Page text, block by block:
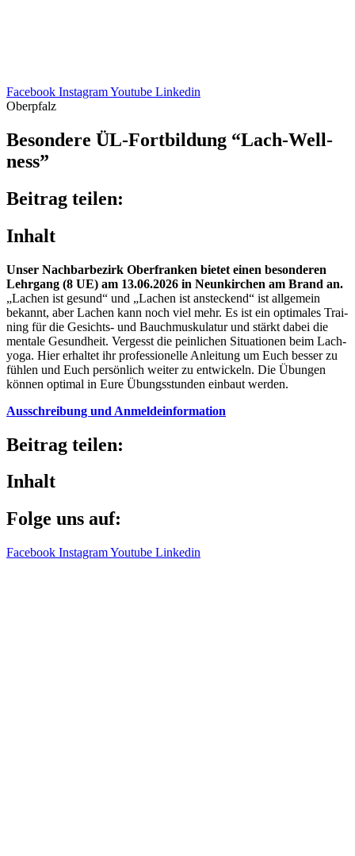
Facebook InstagramYoutube Linkedin
Oberpfalz
Beson­dere ÜL-Fort­bil­dung “Lach-Well­
ness”
Beitrag teilen:
Inhalt
Unser Nach­bar­be­zirk Ober­fran­ken bietet einen beson­de­ren
Lehr­gang (8 UE) am 13.06.2026 in Neun­kir­chen am Brand an.
„Lachen ist gesund“ und „Lachen ist anste­ckend“ ist allge­mein
bekannt, aber Lachen kann noch viel mehr. Es ist ein opti­ma­les Trai­
ning für die Gesichts- und Bauch­mus­ku­la­tur und stärkt dabei die
mentale Gesund­heit. Vergesst die pein­li­chen Situa­tio­nen beim Lach­
yoga. Hier erhal­tet ihr profes­sio­nelle Anlei­tung um Euch besser zu
fühlen und Euch persön­lich weiter zu entwi­ckeln. Die Übun­gen
können opti­mal in Eure Übungs­stun­den einbaut werden.
Ausschrei­bung und Anmeldeinformation
Beitrag teilen:
Inhalt
Folge uns auf:
Facebook InstagramYoutube Linkedin